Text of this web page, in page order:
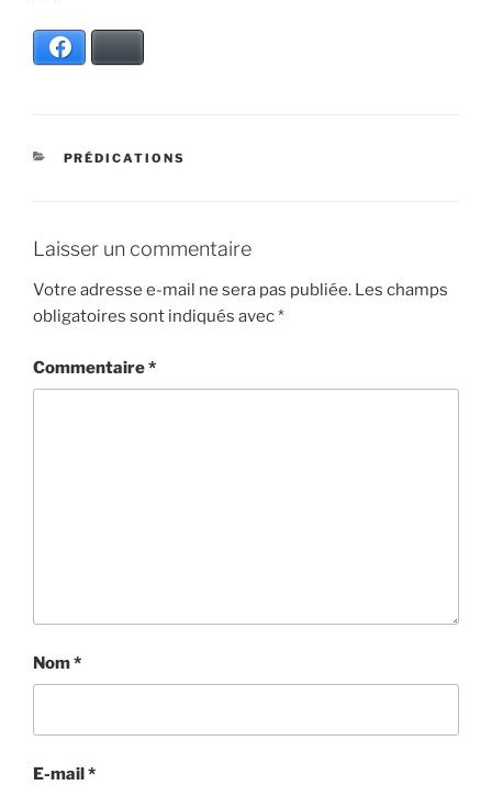
CATÉGORIES
PRÉDICATIONS
Laisser un commentaire
Votre adresse e-mail ne sera pas publiée. Les champs
obligatoires sont indiqués avec*
Commentaire*
Nom*
E-mail*